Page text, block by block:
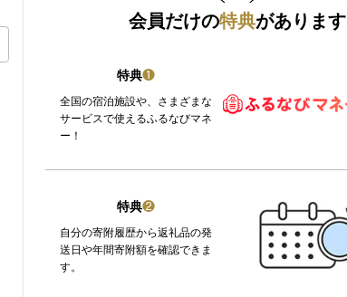
会員だけの特典があります
特典❶
全国の宿泊施設や、さまざまな
サービスで使えるふるなびマネ
ー！
特典❷
自分の寄附履歴から返礼品の発
送日や年間寄附額を確認できま
す。